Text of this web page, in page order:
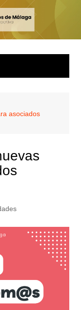
asociados